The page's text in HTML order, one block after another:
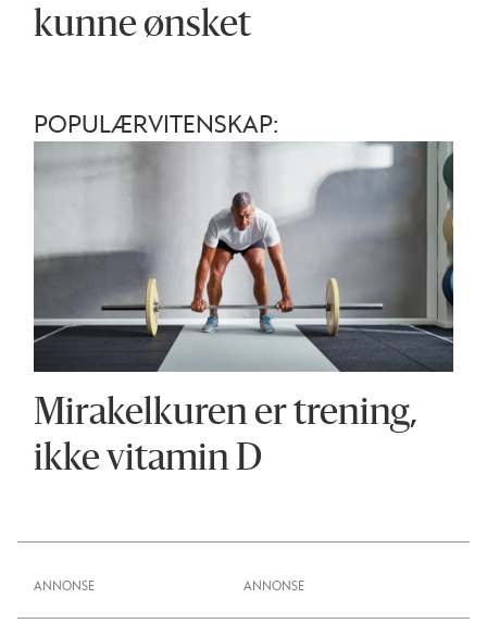
kunne ønsket
POPULÆRVITENSKAP:
Mirakelkuren er trening,
ikke vitamin D
ANNONSE